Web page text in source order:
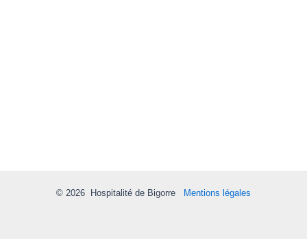
© 2026 Hospitalité de Bigorre Mentions légales